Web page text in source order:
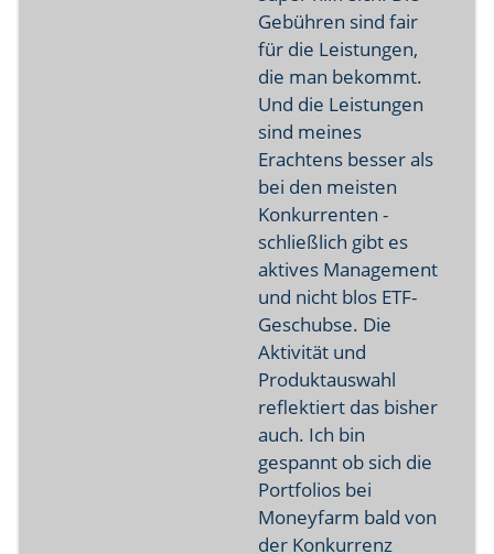
Gebühren sind fair
für die Leistungen,
die man bekommt.
Und die Leistungen
sind meines
Erachtens besser als
bei den meisten
Konkurrenten -
schließlich gibt es
aktives Management
und nicht blos ETF-
Geschubse. Die
Aktivität und
Produktauswahl
reflektiert das bisher
auch. Ich bin
gespannt ob sich die
Portfolios bei
Moneyfarm bald von
der Konkurrenz